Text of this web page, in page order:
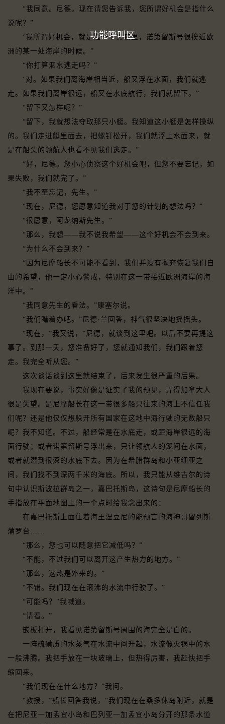
“我同意。尼德，现在请您告诉我，您所谓好机会是指什么
说呢？”
‘我所谓好机会，就是指一个黑夜里，诺第留斯号很挨近欧
洲的某一处海岸的时候。”
“你打算泅水逃走吗？”
‘对。如果我们离海岸相当近，船又浮在水面，我们就逃
走。如果我们离岸很远，船又在水底航行，我们就留下。”
“留下又怎样呢？”
“留下，我就想法夺取那只小艇。我知道这小艇是怎样操纵
的。我们走进艇里面去，把螺钉松开，我们就浮上水面来，就
是在船头的领航人也看不见我们逃走。”
“好，尼德。您小心侦察这个好机会吧，但您不要忘记，如
果失败，我们就完了。”
“我不至忘记，先生。”
“现在，尼德，您愿意知道我对于您的计划的想法吗？”
“很愿意，阿龙纳斯先生。”
“那么，我想——我不说我希望——这个好机会不会到来。
“为什么不会到来？”
“因为尼摩船长不可能不看到，我们并没有抛弃恢复我们自
由的希望，他一定小心警戒，特别在这一带接近欧洲海岸的海
洋中。”
“我同意先生的看法。”康塞尔说。
“我们瞧着办吧。”尼德·兰回答，神气很坚决地摇摇头。
“现在，”我又说，“尼德，就谈到这里吧。以后不要再提这
事了。到那一夭，您准备好了，您就通知我们，我们跟着您
走。我完全听从您。”
这次谈话谈到这里就结束了，后来发生很严重的后果。
我现在要说，事实好像是证实了我的预见，弄得加拿大人
很是失望。是尼摩船长在这一带很多船只往来的海上不信任我
们呢？还是他仅仅想躲开所有国家在这地中海行驶的无数船只
呢？我不知道。不过，船经常是在水底走，或距海岸很远的海
面行驶；或者诺第留斯号浮出来，只让领航人的笼间在水面，
或者就潜到很深的水底下去。因为在希腊群岛和小亚细亚之
间，我们找不到深两千米的海底。所以，我只能从维吉尔的诗
句中认识斯波拉群岛之一，嘉巴托斯岛，这诗句是尼摩船长的
手指放在平面地图上的一个点时给我念出来的：
在嘉巴托斯上面住着海王涅豆尼的能预言的海神哥留列斯·
蒲罗台……
“那么，您也可以随意把它减低吗？”
“不能，不过我们可以离开这产生热力的地方。”
“那么，这热是外来的。”
“不错。我们现在在滚沸的水流中行驶了。”
“可能吗？"我喊道。
“请看。”
嵌板打开，我看见诺第留斯号周围的海完全是白的。
一阵硫磺质的水蒸气在水流中间升起，水流像火锅中的水
一般沸腾。我把手放在一块玻璃上，但热得厉害，我赶快把手
缩回来。
“我们现在在什么地方？”我问。
“教授，”船长回答我说，“我们现在在桑多休岛附近，就是
在把尼亚一加孟宜小岛和巴列亚一加孟宜小岛分开的那条水道
功能呼叫区